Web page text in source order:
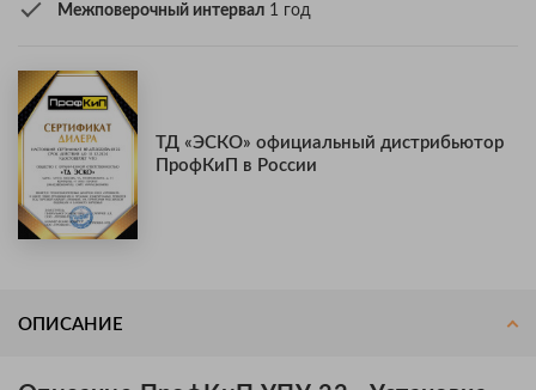
Межповерочный интервал 1 год
ТД «ЭСКО» официальный дистрибьютор
ПрофКиП в России
ОПИСАНИЕ